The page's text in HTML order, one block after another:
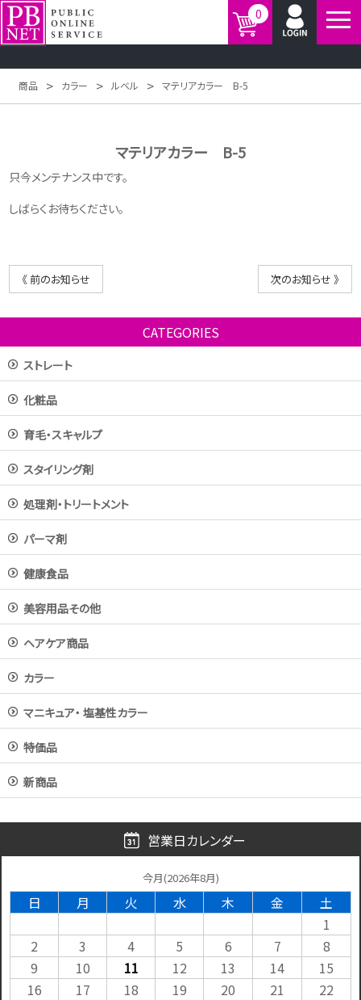
0
商品 > カラー > ルベル > マテリアカラー B-5
マテリアカラー B-5
只今メンテナンス中です。
しばらくお待ちください。
《 前のお知らせ 次のお知らせ 》
CATEGORIES
ストレート
化粧品
育毛・スキャルプ
スタイリング剤
処理剤・トリートメント
パーマ剤
健康食品
美容用品その他
ヘアケア商品
カラー
マニキュア・ 塩基性カラー
特価品
新商品
営業日カレンダー
今月(2026年8月)
日 月 火 水 木 金
土
1
2
3 4 5 6 7
8
9
10 11 12 13 14
15
16
17 18 19 20 21
22